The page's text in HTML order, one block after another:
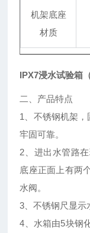
机架底座
材质
IPX7浸水试验箱
二、产品特点
1、不锈钢机架
牢固可靠。
2、进出水管路
底座正面上有两
水阀。
3、不锈钢尺显示
4、水箱由5块钢